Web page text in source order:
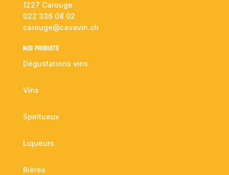
1227 Carouge
022 336 08 02
carouge@cavavin.ch
NOS PRODUITS
Dégustations vins
Vins
Spiritueux
Liqueurs
Bières